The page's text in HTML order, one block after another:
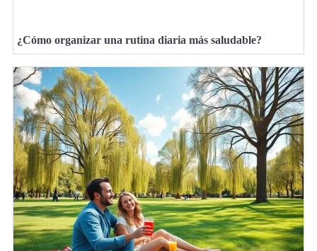
¿Cómo organizar una rutina diaria más saludable?